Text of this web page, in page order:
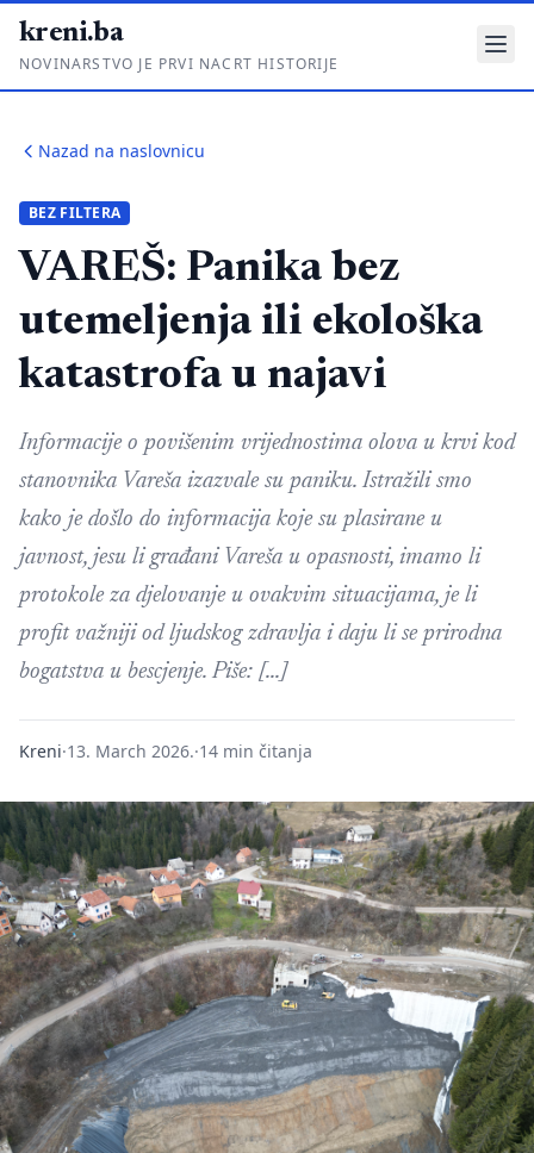
kreni.ba
NOVINARSTVO JE PRVI NACRT HISTORIJE
Ponos i glas
Daljinski u ruke
Romski put
O nama
Impressum
Kontakt
Nazad na naslovnicu
BEZ FILTERA
VAREŠ: Panika bez
utemeljenja ili ekološka
katastrofa u najavi
Informacije o povišenim vrijednostima olova u krvi kod
stanovnika Vareša izazvale su paniku. Istražili smo
kako je došlo do informacija koje su plasirane u
javnost, jesu li građani Vareša u opasnosti, imamo li
protokole za djelovanje u ovakvim situacijama, je li
profit važniji od ljudskog zdravlja i daju li se prirodna
bogatstva u bescjenje. Piše: […]
Kreni·13. March 2026.·14 min čitanja